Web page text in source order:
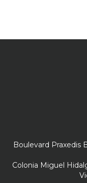
Boulevard Praxedis
Colonia Miguel